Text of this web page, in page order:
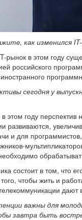
как изменился
рынок в этом году
российского
сегодня у
в этом году
и для
состоит в том, что
чтобы жить и
важны для
завтра быть